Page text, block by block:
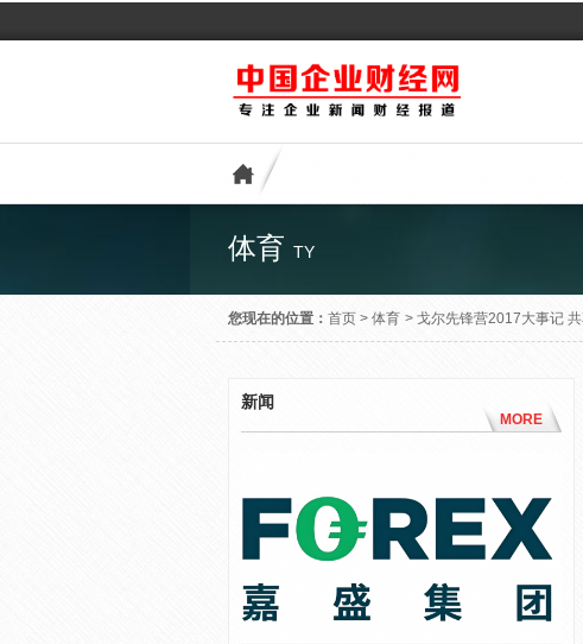
体育 TY
您现在的位置： 首页 > 体育 > 戈尔先锋营2017大事记
新闻
MORE